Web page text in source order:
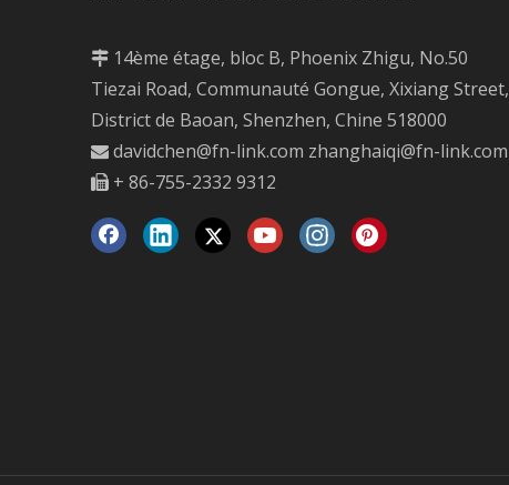
 14ème étage, bloc B, Phoenix Zhigu, No.50
Tiezai Road, Communauté Gongue, Xixiang Street,
District de Baoan, Shenzhen, Chine 518000
 davidchen@fn-link.com zhanghaiqi@fn-link.com
 + 86-755-2332 9312